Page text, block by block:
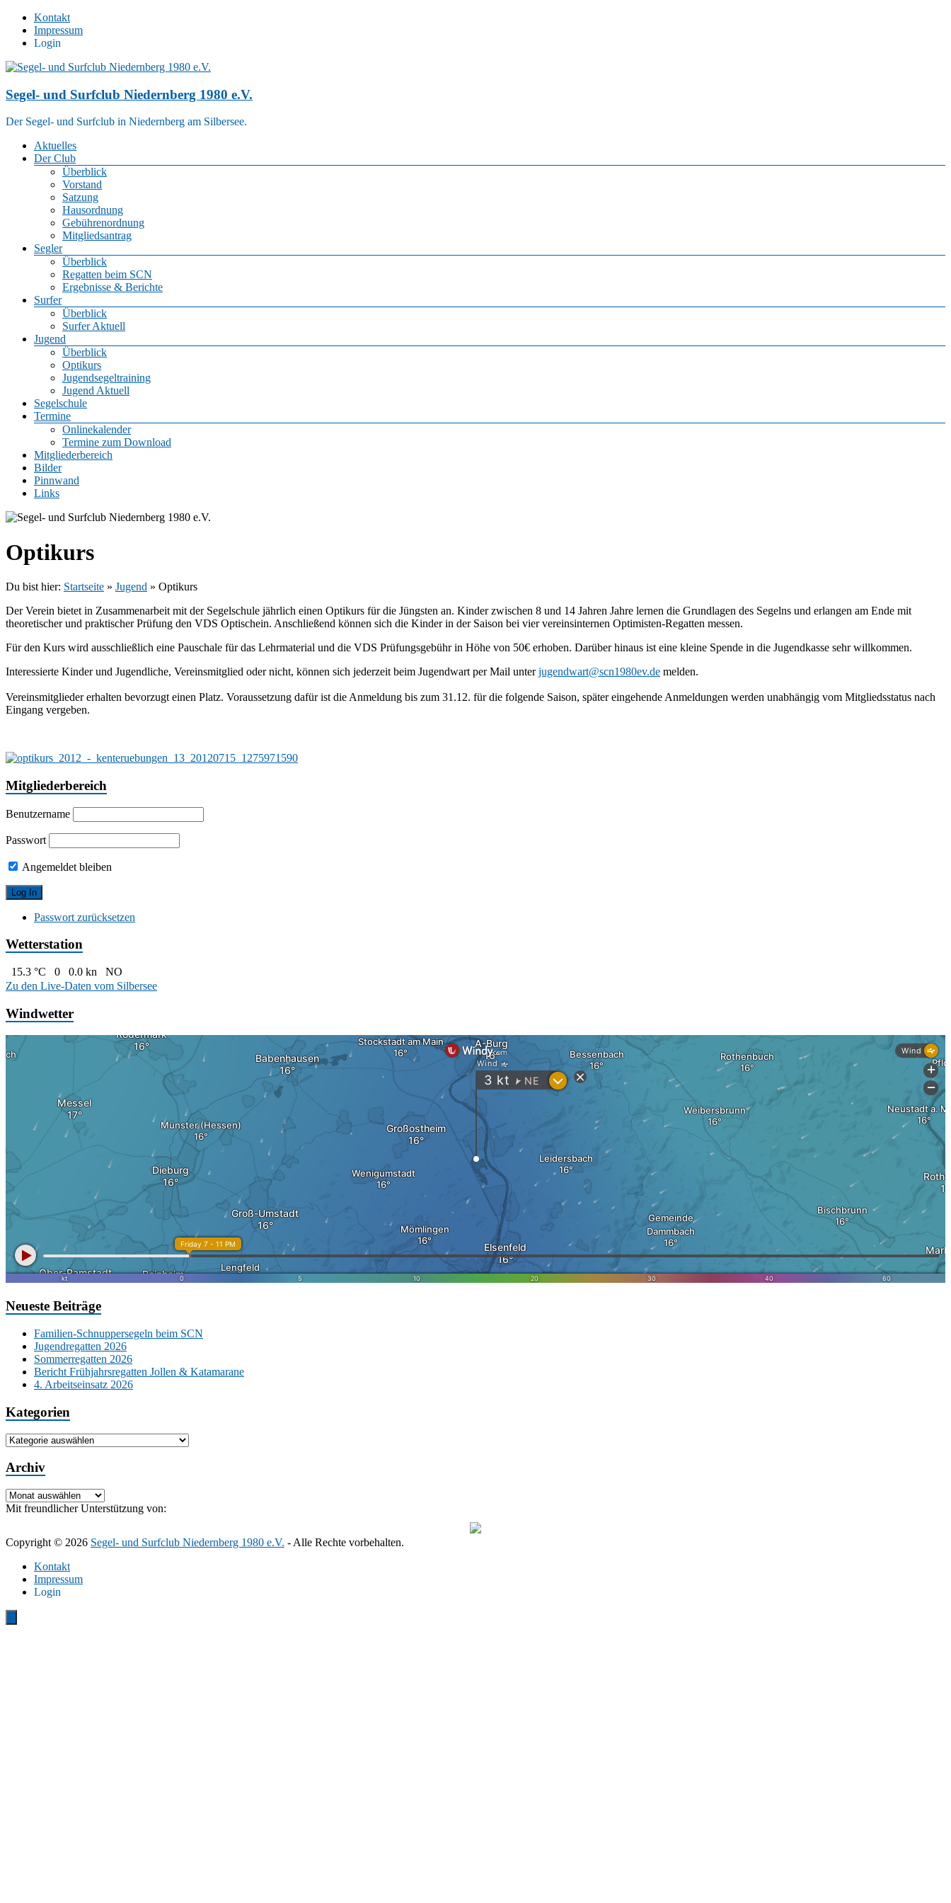
Zum
Inhalt
springen
Kontakt
Impressum
Login
Segel- und Surfclub Niedernberg 1980 e.V.
Der Segel- und Surfclub in Niedernberg am Silbersee.
Menü
Aktuelles
Der Club
Überblick
Vorstand
Satzung
Hausordnung
Gebührenordnung
Mitgliedsantrag
Segler
Überblick
Regatten beim SCN
Ergebnisse & Berichte
Surfer
Überblick
Surfer Aktuell
Jugend
Überblick
Optikurs
Jugendsegeltraining
Jugend Aktuell
Segelschule
Termine
Onlinekalender
Termine zum Download
Mitgliederbereich
Bilder
Pinnwand
Links
Optikurs
Du bist hier: Startseite » Jugend » Optikurs
Der Verein bietet in Zusammenarbeit mit der Segelschule jährlich einen Optikurs für die Jüngsten an. Kinder zwischen 8 und 14 Jahren Jahre lernen die Grundlagen des Segelns und erlangen am Ende mit
theoretischer und praktischer Prüfung den VDS Optischein. Anschließend können sich die Kinder in der Saison bei vier vereinsinternen Optimisten-Regatten messen.
Für den Kurs wird ausschließlich eine Pauschale für das Lehrmaterial und die VDS Prüfungsgebühr in Höhe von 50€ erhoben. Darüber hinaus ist eine kleine Spende in die Jugendkasse sehr willkommen.
Interessierte Kinder und Jugendliche, Vereinsmitglied oder nicht, können sich jederzeit beim Jugendwart per Mail unterjugendwart@scn1980ev.de melden.
Vereinsmitglieder erhalten bevorzugt einen Platz. Voraussetzung dafür ist die Anmeldung bis zum 31.12. für die folgende Saison, später eingehende Anmeldungen werden unabhängig vom Mitgliedsstatus nach
Eingang vergeben.
Mitgliederbereich
Benutzername
Passwort
Angemeldet bleiben
Passwort zurücksetzen
Wetterstation
15.3 °C 0 0.0 kn
NO
Zu den Live-Daten vom Silbersee
Windwetter
Neueste Beiträge
Familien-Schnuppersegeln beim SCN
Jugendregatten 2026
Sommerregatten 2026
Bericht Frühjahrsregatten Jollen & Katamarane
4. Arbeitseinsatz 2026
Kategorien
Kategorien
Archiv
Archiv
Mit freundlicher Unterstützung von:
Copyright © 2026 Segel- und Surfclub Niedernberg 1980 e.V. - Alle Rechte vorbehalten.
Kontakt
Impressum
Login